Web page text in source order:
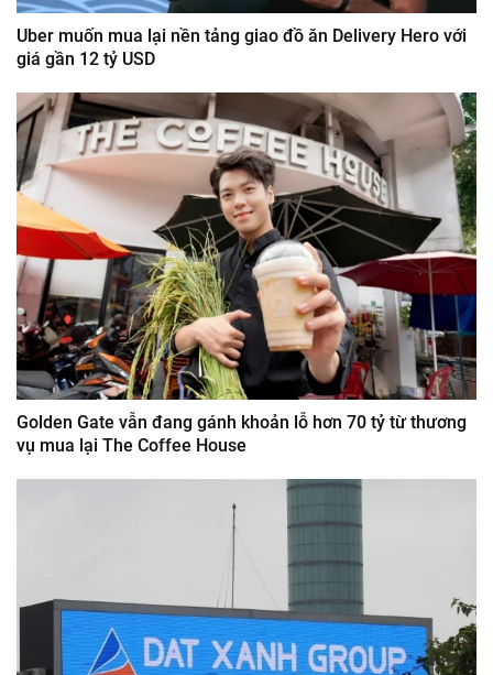
Uber muốn mua lại nền tảng giao đồ ăn Delivery Hero với
giá gần 12 tỷ USD
Golden Gate vẫn đang gánh khoản lỗ hơn 70 tỷ từ thương
vụ mua lại The Coffee House